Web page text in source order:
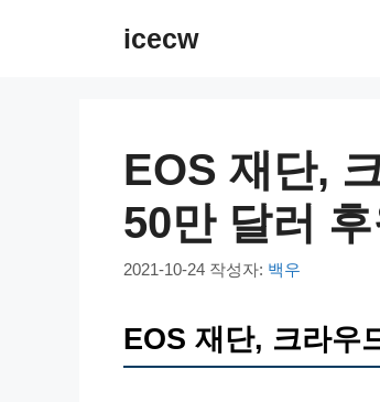
icecw
EOS 재단,
50만 달러 후
2021-10-24 작성자: 백우
EOS 재단, 크라우